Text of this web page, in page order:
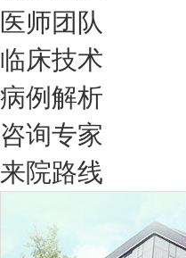
医师团队
临床技术
病例解析
咨询专家
来院路线